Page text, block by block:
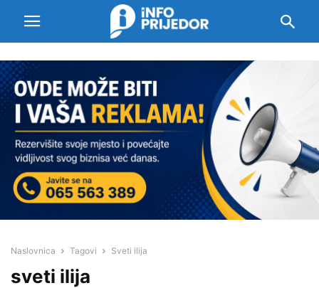
Naslovnica Tagovi Sveti ilija
sveti ilija